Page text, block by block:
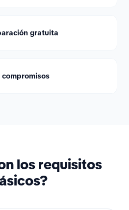
gratuita
compromisos
los requisitos